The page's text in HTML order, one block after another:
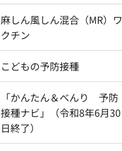
麻しん風しん混合（MR）ワ
クチン
こどもの予防接種
「かんたん＆べんり 予防
接種ナビ」（令和8年6月30
日終了）